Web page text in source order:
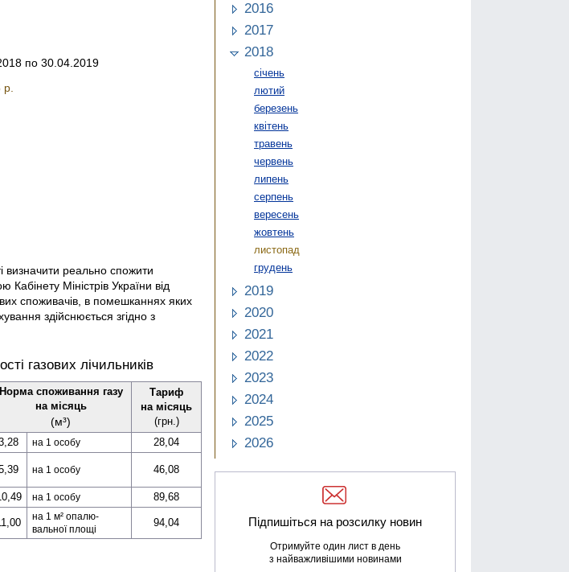
по 30.04.2019
визначити реально спожити
Міністрів України від
споживачів, в помешканнях яких
здійснюється згідно з
газових лічильників
Норма споживання газу
на місяць
(м³)
Тариф
на місяць
(грн.)
на 1 особу
28,04
на 1 особу 46,08
на 1 особу
89,68
на 1 м² опалю­
вальної площі
94,04
2016
2017
2018
січень
лютий
березень
квітень
травень
червень
липень
серпень
вересень
жовтень
листопад
грудень
2019
2020
2021
2022
2023
2024
2025
2026
Підпишіться на розсилку новин
Отримуйте один лист в день
з найважливішими новинами